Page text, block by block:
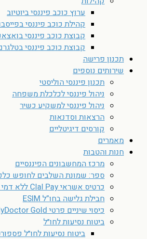
ערוץ כוכב פיננסי ביוטיוב
קהילת כוכב פיננסי
קבוצת כוכב פיננסי
קבוצת כוכב פיננסי
תכנון פרישה
שירותים נוספים
תכנון פיננסי הוליסטי
ניהול פיננסי לכלכלת משפחה
ניהול פיננסי למשקיע כשיר
הרצאות וסדנאות
קורסים דיגיטליים
מאמרים
חנות והטבות
מרכז המחשבונים הפיננסיים
ספר: שמונת השלבים לחופש
כרטיס אשראי Clal Pay ללא דמי כרטיס
חבילת גלישה בחו”ל ESIM
כיסוי שיניים פרטי MyDoctor Gold
ביטוח נסיעות לחו״ל
ביטוח נסיעות לחו״ל